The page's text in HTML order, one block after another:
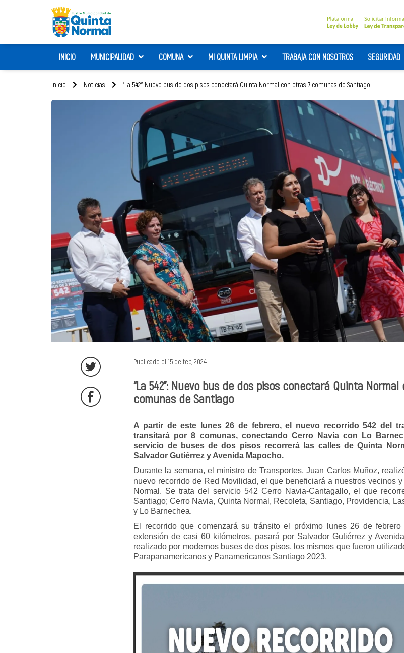
INICIO MUNICIPALIDAD COMUNA MI QUINTA LIMPIA TRABAJA CON NOSOTROS SEGURIDAD
Inicio Noticias “La 542”: Nuevo bus de dos pisos conectará Quinta Normal con otras 7 comunas de Santiago
Publicado el 15 de feb, 2024
“La 542”: Nuevo bus de dos pisos conectará Quinta
comunas de Santiago
A partir de este lunes 26 de febrero, el nuevo recorrido 542 del
transitará por 8 comunas, conectando Cerro Navia con Lo
servicio de buses de dos pisos recorrerá las calles de Quinta
Salvador Gutiérrez y Avenida Mapocho.
Durante la semana, el ministro de Transportes, Juan Carlos Muñoz,
nuevo recorrido de Red Movilidad, el que beneficiará a nuestros vecinos
Normal. Se trata del servicio 542 Cerro Navia-Cantagallo, el que
Santiago; Cerro Navia, Quinta Normal, Recoleta, Santiago, Providencia,
y Lo Barnechea.
El recorrido que comenzará su tránsito el próximo lunes 26 de
extensión de casi 60 kilómetros, pasará por Salvador Gutiérrez y
realizado por modernos buses de dos pisos, los mismos que fueron
Parapanamericanos y Panamericanos Santiago 2023.